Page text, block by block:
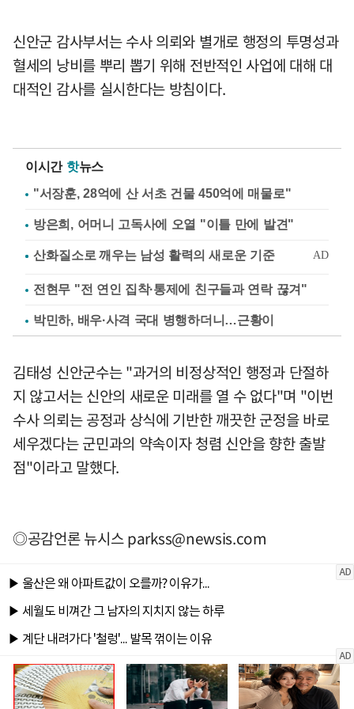
신안군 감사부서는 수사 의뢰와 별개로 행정의 투명성과
혈세의 낭비를 뿌리 뽑기 위해 전반적인 사업에 대해 대
대적인 감사를 실시한다는 방침이다.
이시간 핫뉴스
"서장훈, 28억에 산 서초 건물 450억에 매물로"
방은희, 어머니 고독사에 오열 "이틀 만에 발견"
전현무 "전 연인 집착·통제에 친구들과 연락 끊겨"
박민하, 배우·사격 국대 병행하더니…근황이
김태성 신안군수는 "과거의 비정상적인 행정과 단절하
지 않고서는 신안의 새로운 미래를 열 수 없다"며 "이번
수사 의뢰는 공정과 상식에 기반한 깨끗한 군정을 바로
세우겠다는 군민과의 약속이자 청렴 신안을 향한 출발
점"이라고 말했다.
◎공감언론 뉴시스parkss@newsis.com